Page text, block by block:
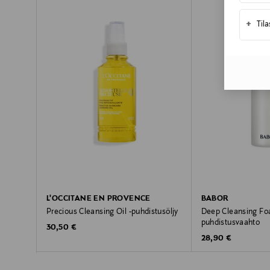
+
L'OCCITANE EN PROVENCE
Precious Cleansing Oil -puhdistusöljy
Original Price
30,50 €
BABOR
Deep Cleansing
puhdistusvaahto
Original Price
28,90 €